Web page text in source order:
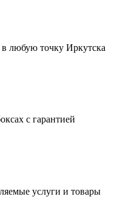
в любую точку Иркутска
с гарантией
услуги и товары